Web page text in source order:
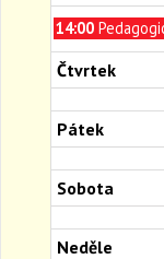
Středa,
Červen
17th
2026
14:00
Čtvrtek
Pátek
Sobota
Neděle